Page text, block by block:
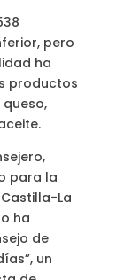
pero
ha
productos
para la
La
ha
de
un